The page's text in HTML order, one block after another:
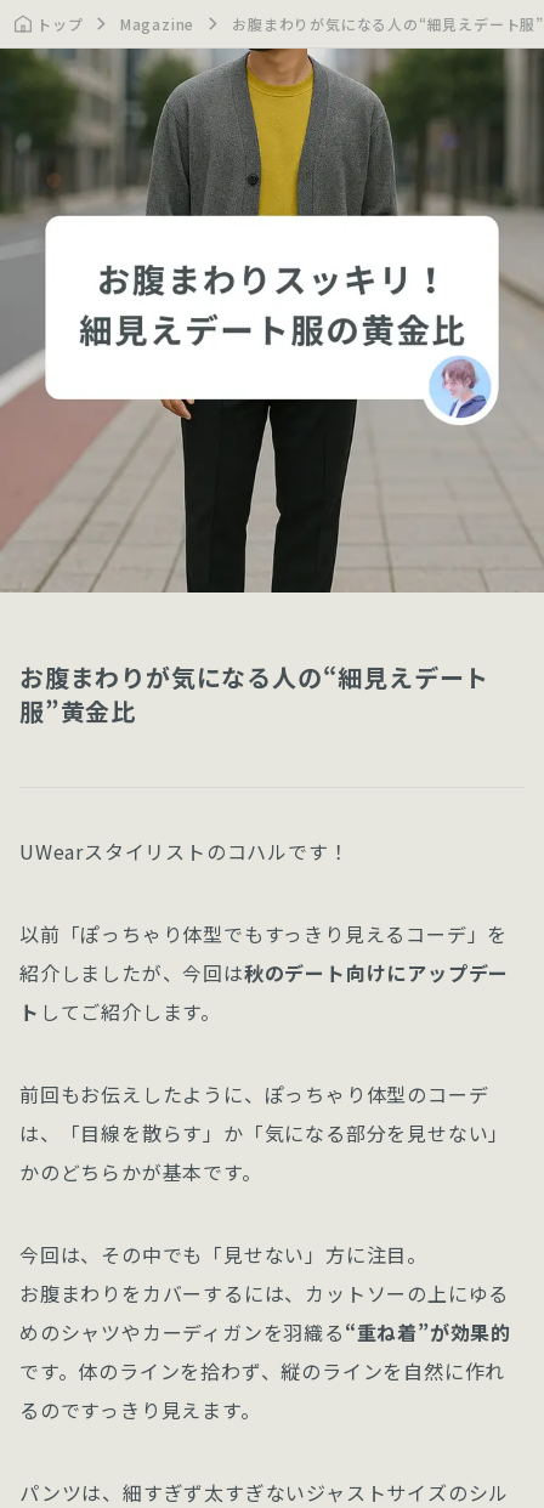
トップ Magazine お腹まわりが気になる人の“細見えデート服
お腹まわりが気になる人の“細見えデート
服”黄金比
UWearスタイリストのコハルです！
以前「ぽっちゃり体型でもすっきり見えるコーデ」を
紹介しましたが、今回は秋のデート向けにアップデー
ト してご紹介します。
前回もお伝えしたように、ぽっちゃり体型のコーデ
は、「目線を散らす」か「気になる部分を見せない」
かのどちらかが基本です。
今回は、その中でも「見せない」方に注目。
お腹まわりをカバーするには、カットソーの上にゆる
めのシャツやカーディガンを羽織る“重ね着”が効果的
です。体のラインを拾わず、縦のラインを自然に作れ
るのですっきり見えます。
パンツは、細すぎず太すぎないジャストサイズのシル